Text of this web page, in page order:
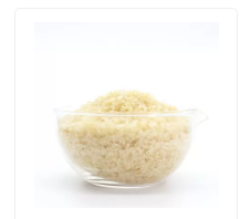
Bizim Hakkımızda
Fabrika turu